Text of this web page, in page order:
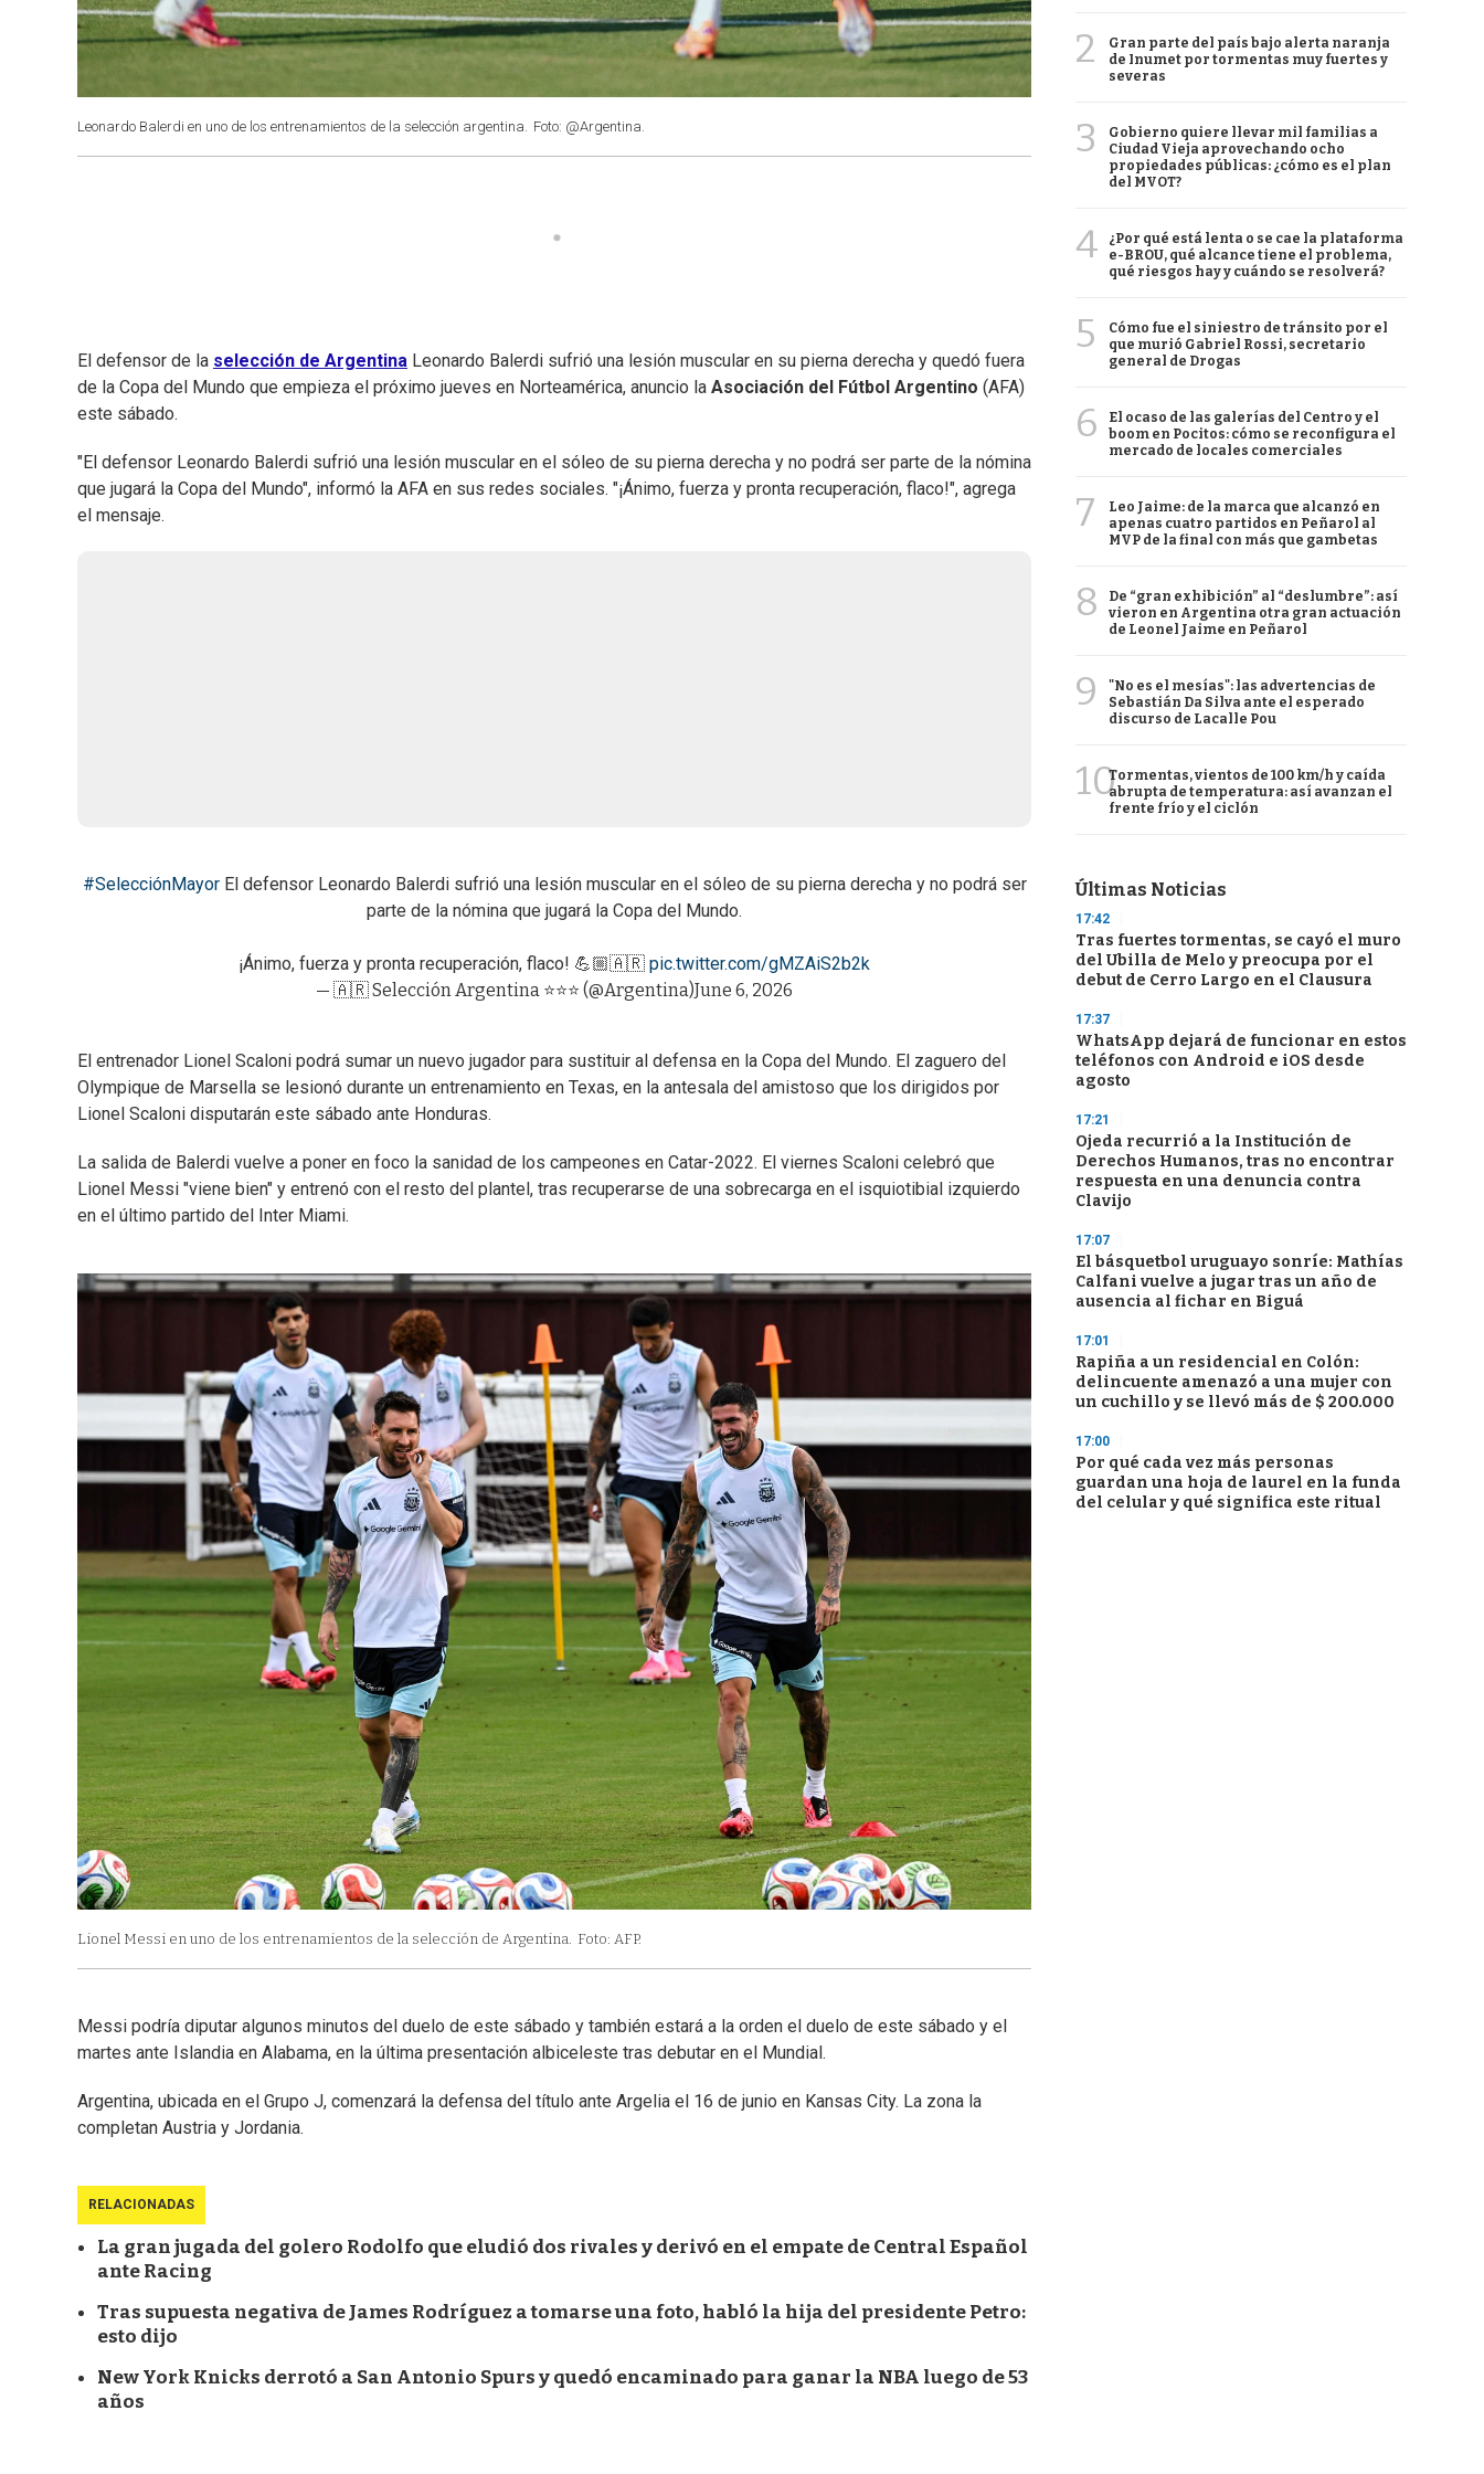
Leonardo Balerdi en uno de los entrenamientos de la selección argentina. Foto: @Argentina.
El defensor de la selección de Argentina Leonardo Balerdi sufrió una lesión muscular en su pierna derecha y quedó fuera
de la Copa del Mundo que empieza el próximo jueves en Norteamérica, anuncio la Asociación del Fútbol Argentino (AFA)
este sábado.
"El defensor Leonardo Balerdi sufrió una lesión muscular en el sóleo de su pierna derecha y no podrá ser parte de la nómina
que jugará la Copa del Mundo", informó la AFA en sus redes sociales. "¡Ánimo, fuerza y pronta recuperación, flaco!", agrega
el mensaje.
#SelecciónMayorEl defensor Leonardo Balerdi sufrió una lesión muscular en el sóleo de su pierna derecha y no podrá ser
parte de la nómina que jugará la Copa del Mundo.
¡Ánimo, fuerza y pronta recuperación, flaco! 💪🏼🇦🇷 pic.twitter.com/gMZAiS2b2k
— 🇦🇷 Selección Argentina ⭐⭐⭐ (@Argentina)June 6, 2026
El entrenador Lionel Scaloni podrá sumar un nuevo jugador para sustituir al defensa en la Copa del Mundo. El zaguero del
Olympique de Marsella se lesionó durante un entrenamiento en Texas, en la antesala del amistoso que los dirigidos por
Lionel Scaloni disputarán este sábado ante Honduras.
La salida de Balerdi vuelve a poner en foco la sanidad de los campeones en Catar-2022. El viernes Scaloni celebró que
Lionel Messi "viene bien" y entrenó con el resto del plantel, tras recuperarse de una sobrecarga en el isquiotibial izquierdo
en el último partido del Inter Miami.
Lionel Messi en uno de los entrenamientos de la selección de Argentina. Foto: AFP.
Messi podría diputar algunos minutos del duelo de este sábado y también estará a la orden el duelo de este sábado y el
martes ante Islandia en Alabama, en la última presentación albiceleste tras debutar en el Mundial.
Argentina, ubicada en el Grupo J, comenzará la defensa del título ante Argelia el 16 de junio en Kansas City. La zona la
completan Austria y Jordania.
RELACIONADAS
La gran jugada del golero Rodolfo que eludió dos rivales y derivó en el empate de Central Español
ante Racing
Tras supuesta negativa de James Rodríguez a tomarse una foto, habló la hija del presidente Petro:
esto dijo
New York Knicks derrotó a San Antonio Spurs y quedó encaminado para ganar la NBA luego de 53
años
2
Gran parte del país bajo alerta naranja
de Inumet por tormentas muy fuertes y
severas
3
Gobierno quiere llevar mil familias a
Ciudad Vieja aprovechando ocho
propiedades públicas: ¿cómo es el plan
del MVOT?
4
¿Por qué está lenta o se cae la plataforma
e-BROU, qué alcance tiene el problema,
qué riesgos hay y cuándo se resolverá?
5
Cómo fue el siniestro de tránsito por el
que murió Gabriel Rossi, secretario
general de Drogas
6
El ocaso de las galerías del Centro y el
boom en Pocitos: cómo se reconfigura el
mercado de locales comerciales
7
Leo Jaime: de la marca que alcanzó en
apenas cuatro partidos en Peñarol al
MVP de la final con más que gambetas
8
De “gran exhibición” al “deslumbre”: así
vieron en Argentina otra gran actuación
de Leonel Jaime en Peñarol
9
"No es el mesías": las advertencias de
Sebastián Da Silva ante el esperado
discurso de Lacalle Pou
10Tormentas, vientos de 100 km/h y caída
abrupta de temperatura: así avanzan el
frente frío y el ciclón
Últimas Noticias
17:42
Tras fuertes tormentas, se cayó el muro
del Ubilla de Melo y preocupa por el
debut de Cerro Largo en el Clausura
17:37
WhatsApp dejará de funcionar en estos
teléfonos con Android e iOS desde
agosto
17:21
Ojeda recurrió a la Institución de
Derechos Humanos, tras no encontrar
respuesta en una denuncia contra
Clavijo
17:07
El básquetbol uruguayo sonríe: Mathías
Calfani vuelve a jugar tras un año de
ausencia al fichar en Biguá
17:01
Rapiña a un residencial en Colón:
delincuente amenazó a una mujer con
un cuchillo y se llevó más de $ 200.000
17:00
Por qué cada vez más personas
guardan una hoja de laurel en la funda
del celular y qué significa este ritual